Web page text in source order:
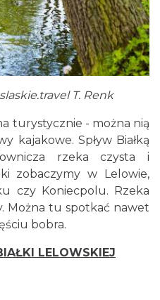
T. Renk
turystycznie - można nią
kajakowe. Spływ Białką
rzeka czysta i
zobaczymy w Lelowie,
czy Koniecpolu. Rzeka
Można tu spotkać nawet
bobra.
LELOWSKIEJ